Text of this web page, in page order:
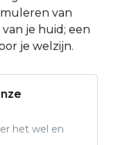
van
je huid; een
je welzijn.
het wel en